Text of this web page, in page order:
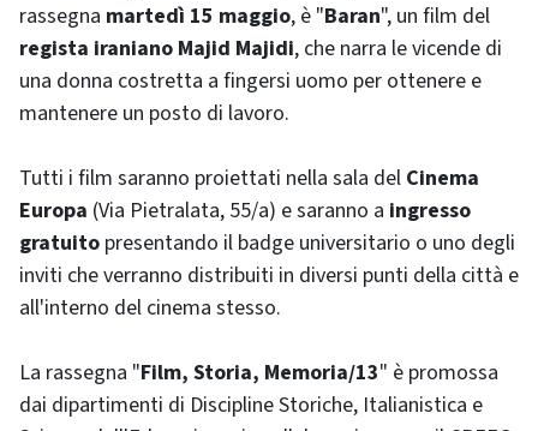
rassegna martedì 15 maggio, è "Baran", un film del
regista iraniano Majid Majidi, che narra le vicende di
una donna costretta a fingersi uomo per ottenere e
mantenere un posto di lavoro.
Tutti i film saranno proiettati nella sala del Cinema
Europa (Via Pietralata, 55/a) e saranno a ingresso
gratuito presentando il badge universitario o uno degli
inviti che verranno distribuiti in diversi punti della città e
all'interno del cinema stesso.
La rassegna "Film, Storia, Memoria/13" è promossa
dai dipartimenti di Discipline Storiche, Italianistica e